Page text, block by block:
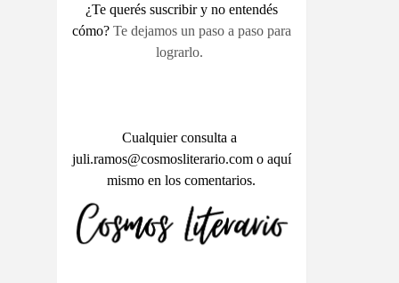
¿Te querés suscribir y no entendés
cómo? Te dejamos un paso a paso para
lograrlo.
Cualquier consulta a
juli.ramos@cosmosliterario.com o aquí
mismo en los comentarios.